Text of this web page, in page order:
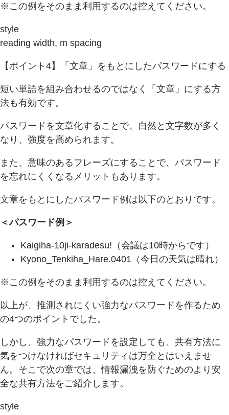
※この例をそのまま利用するのは控えてください。
style
reading width, m spacing
【ポイント4】「文章」をもとにしたパスワードにする
短い単語を組み合わせるのではなく「文章」にする方
法も有効です。
パスワードを文章化することで、自然と文字数が多く
なり、強度を高められます。
また、意味のあるフレーズにすることで、パスワード
を忘れにくくなるメリットもあります。
文章をもとにしたパスワード例は以下のとおりです。
＜パスワード例＞
Kaigiha-10ji-karadesu!（会議は10時からです）
Kyono_Tenkiha_Hare.0401（今日の天気は晴れ）
※この例をそのまま利用するのは控えてください。
以上が、推測されにくい強力なパスワードを作るため
の4つのポイントでした。
しかし、強力なパスワードを設定しても、共有方法に
気をつけなければセキュリティは万全とはいえませ
ん。そこで次の章では、情報漏洩を防ぐためのより安
全な共有方法をご紹介します。
style